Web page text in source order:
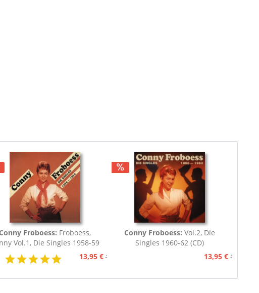
Conny Froboess: Froboess,
Vol.1, Die Singles 1958-59
13,95 € 15,95 €
Conny Froboess: Vol.2, Die
Singles 1960-62 (CD)
13,95 € 15,95 €